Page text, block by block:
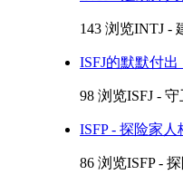
143 浏览INTJ -
ISFJ的默默付
98 浏览ISFJ -
ISFP - 探险家人
86 浏览ISFP -